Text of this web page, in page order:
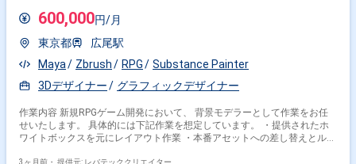
600,000円/月
東京都
広尾駅
Maya
Zbrush RPG
Substance Painter
3Dデザイナー
グラフィックデザイナー
作業内容 新規RPGゲーム開発において、 背景モデラーとして作業をお任
せいたします。 具体的には下記作業を想定しています。 ・提供されたホ
ワイトボックスを元にレイアウト作業 ・本番アセットへの差し替えとルッ
3ヶ月前・ 提供元: レバテッククリエイター